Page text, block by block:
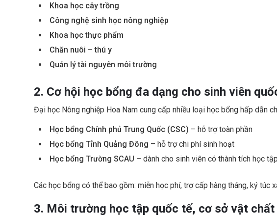
Khoa học cây trồng
Công nghệ sinh học nông nghiệp
Khoa học thực phẩm
Chăn nuôi – thú y
Quản lý tài nguyên môi trường
2. Cơ hội học bổng đa dạng cho sinh viên
Đại học Nông nghiệp Hoa Nam cung cấp nhiều loại học bổng hấp dẫn
Học bổng Chính phủ Trung Quốc (CSC) – hỗ trợ toàn phần
Học bổng Tỉnh Quảng Đông – hỗ trợ chi phí sinh hoạt
Học bổng Trường SCAU – dành cho sinh viên có thành tích học
Các học bổng có thể bao gồm: miễn học phí, trợ cấp hàng tháng, ký túc
3. Môi trường học tập quốc tế, cơ sở vật chất